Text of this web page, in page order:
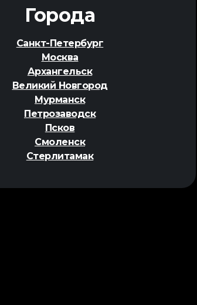
Города
Санкт-Петербург
Москва
Архангельск
Великий Новгород
Мурманск
Петрозаводск
Псков
Смоленск
Стерлитамак